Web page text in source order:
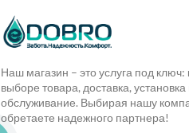
Наш магазин – это услуга под ключ:
выборе товара, доставка,
обслуживание. Выбирая нашу
обретаете надежного партнера!